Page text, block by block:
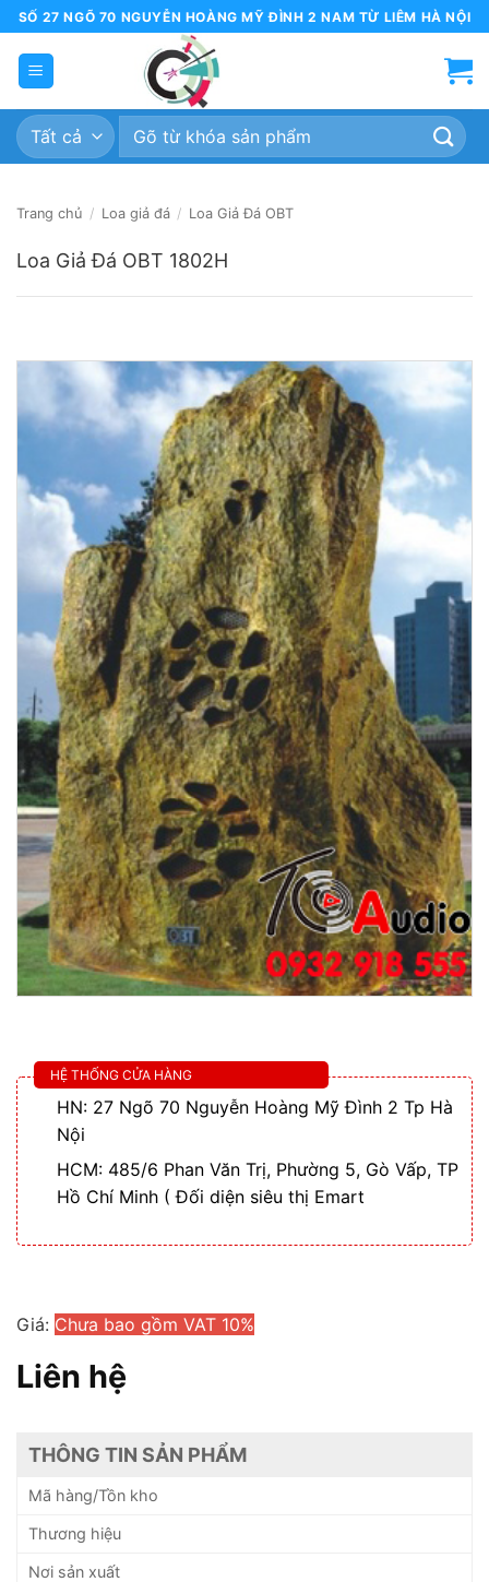
Bỏ
qua
dung
SỐ 27 NGÕ 70 NGUYỄN HOÀNG MỸ ĐÌNH 2 NAM TỪ LIÊM HÀ NỘI
Tìm
Trang chủ / Loa giả đá / Loa Giả Đá OBT
Loa Giả Đá OBT 1802H
HỆ THỐNG CỬA HÀNG
HN: 27 Ngõ 70 Nguyễn Hoàng Mỹ Đình 2 Tp Hà
Nội
HCM: 485/6 Phan Văn Trị, Phường 5, Gò Vấp, TP
Hồ Chí Minh ( Đối diện siêu thị Emart
Giá: Chưa bao gồm VAT 10%
Liên hệ
THÔNG TIN SẢN PHẨM
Mã hàng/Tồn kho
Thương hiệu
Nơi sản xuất